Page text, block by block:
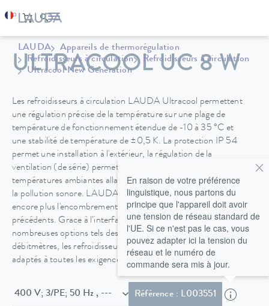
LAUDA
Appareils de thermorégulation
Refroidisseurs à circulation
Refroidisseurs à circulation
Ultracool New Generation
ULTRACOOL UC 8 W
Les refroidisseurs à circulation LAUDA Ultracool permettent
une régulation précise de la température sur une plage de
température de fonctionnement étendue de -10 à 35 °C et
une stabilité de température de ±0,5 K. La protection IP 54
permet une installation à l'extérieur, la régulation de la
ventilation (de série) permet un fonctionnement à des
températures ambiantes allant jusqu'à -20 °C et réduit en plus
la pollution sonore. LAUDA a été en mesure de réduire
encore plus l'encombrement par rapport aux modèles
précédents. Grace à l’interface Ethernet et en plus des
nombreuses options tels des pompes à vitesse réglable ou des
débitmètres, les refroidisseurs à circulation peuvent être
adaptés à toutes les exigences spécifiques du client.
400 V; 3/PE; 50 Hz , --- Référence : L003551
En raison de votre préférence
linguistique, nous partons du
principe que l'appareil doit avoir
une tension de réseau standard de
l'UE. Si ce n'est pas le cas, vous
pouvez adapter ici la tension du
réseau et le numéro de
commande sera mis à jour.